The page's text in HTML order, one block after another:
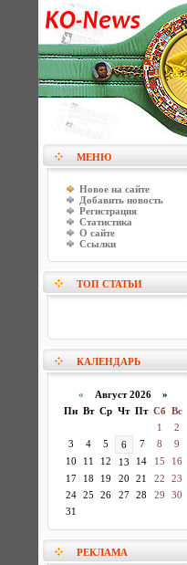
МЕНЮ
Новое на сайте
Добавить новость
Регистрация
Статистика
О сайте
Ссылки
ТОП СТАТЬИ
КАЛЕНДАРЬ
« Август 2026 »
Пн Вт Ср Чт Пт Сб Вс
1
2
3
4 5 6 7 8
9
10
11 12 13 14 15
16
17
18 19 20 21 22
23
24
25 26 27 28 29
30
31
РЕКЛАМА